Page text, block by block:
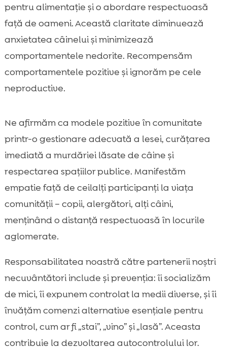
pentru alimentație și o abordare respectuoasă
față de oameni. Această claritate diminuează
anxietatea câinelui și minimizează
comportamentele nedorite. Recompensăm
comportamentele pozitive și ignorăm pe cele
neproductive.
Ne afirmăm ca modele pozitive în comunitate
printr-o gestionare adecvată a lesei, curățarea
imediată a murdăriei lăsate de câine și
respectarea spațiilor publice. Manifestăm
empatie față de ceilalți participanți la viața
comunității – copii, alergători, alți câini,
menținând o distanță respectuoasă în locurile
aglomerate.
Responsabilitatea noastră către partenerii noștri
necuvântători include și prevenția: îi socializăm
de mici, îi expunem controlat la medii diverse, și îi
învățăm comenzi alternative esențiale pentru
control, cum ar fi „stai”, „vino” și „lasă”. Aceasta
contribuie la dezvoltarea autocontrolului lor.